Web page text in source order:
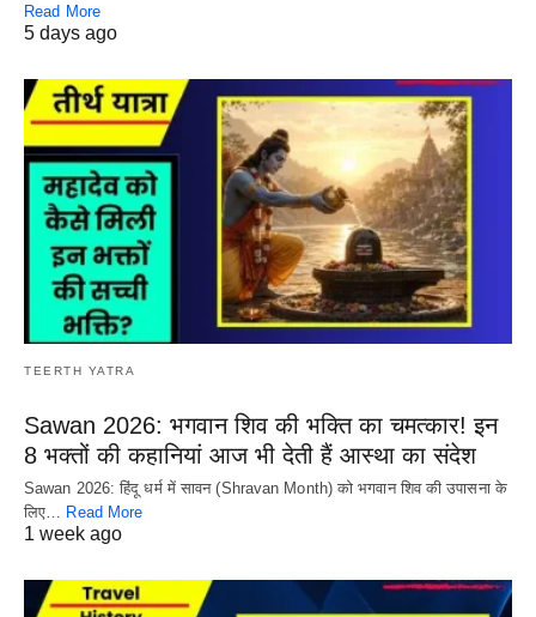
Read More
5 days ago
TEERTH YATRA
Sawan 2026: भगवान शिव की भक्ति का चमत्कार! इन
8 भक्तों की कहानियां आज भी देती हैं आस्था का संदेश
Sawan 2026: हिंदू धर्म में सावन (Shravan Month) को भगवान शिव की उपासना के
लिए… Read More
1 week ago